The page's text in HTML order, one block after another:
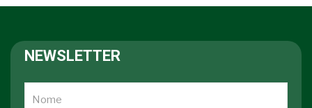
NEWSLETTER